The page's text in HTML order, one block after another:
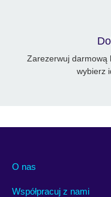
Zarezerwuj darmową
wybierz
O nas
Współpracuj z nami